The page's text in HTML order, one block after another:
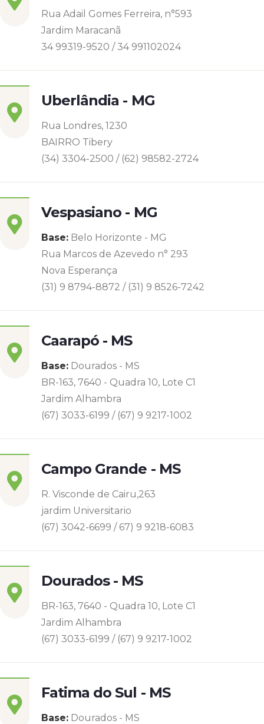
Rua Adail Gomes Ferreira, n°593
Jardim Maracanã
34 99319-9520 / 34 991102024
Uberlândia - MG
Rua Londres, 1230
BAIRRO Tibery
(34) 3304-2500 / (62) 98582-2724
Vespasiano - MG
Base: Belo Horizonte - MG
Rua Marcos de Azevedo n° 293
Nova Esperança
(31) 9 8794-8872 / (31) 9 8526-7242
Caarapó - MS
Base: Dourados - MS
BR-163, 7640 - Quadra 10, Lote C1
Jardim Alhambra
(67) 3033-6199 / (67) 9 9217-1002
Campo Grande - MS
R. Visconde de Cairu,263
jardim Universitario
(67) 3042-6699 / 67) 9 9218-6083
Dourados - MS
BR-163, 7640 - Quadra 10, Lote C1
Jardim Alhambra
(67) 3033-6199 / (67) 9 9217-1002
Fatima do Sul - MS
Base: Dourados - MS